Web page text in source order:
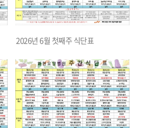
2026년 6월 첫째주 식단표